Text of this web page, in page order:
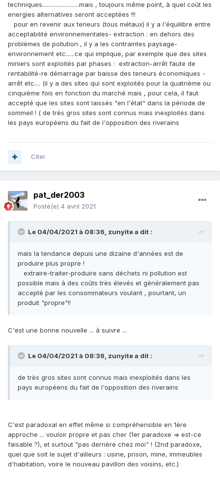
techniques.........................mais , toujours même point, à quel coût les
energies alternatives seront acceptées !!!
pour en revenir aux teneurs (tous métaux) il y a l'équilibre entre
acceptabilité environnementales- extraction : en dehors des
problèmes de pollution , il y a les contraintes paysage-
environnement etc......ce qui implique, par exemple que des sites
miniers sont exploités par phases : extraction-arrêt faute de
rentabilité-re démarrage par baisse des teneurs économiques -
arrêt etc.... (il y a des sites qui sont exploités pour la quatrième ou
cinquième fois en fonction du marché mais , pour cela, il faut
accepté que les sites sont laissés "en l'état" dans la période de
sommeil ! ( de très gros sites sont connus mais inexploités dans
les pays européens du fait de l'opposition des riverains
Citer
pat_der2003
Posté(e) 4 avril 2021
Le 04/04/2021 à 08:36, zunyitea dit :
mais la tendance depuis une dizaine d'années est de
produire plus propre !
extraire-traiter-produire sans déchets ni pollution est
possible mais à des coûts très élevés et généralement pas
accepté par les consommateurs voulant , pourtant, un
produit "propre"!!
C'est une bonne nouvelle ... à suivre ...
Le 04/04/2021 à 08:36, zunyitea dit :
de très gros sites sont connus mais inexploités dans les
pays européens du fait de l'opposition des riverains
C'est paradoxal en effet même si compréhensible en 1ère
approche ... vouloir propre et pas cher (1er paradoxe => est-ce
faisable ?), et surtout "pas derrière chez moi" ! (2nd paradoxe,
quel que soit le sujet d'ailleurs : usine, prison, mine, immeubles
d'habitation, voire le nouveau pavillon des voisins, etc.)